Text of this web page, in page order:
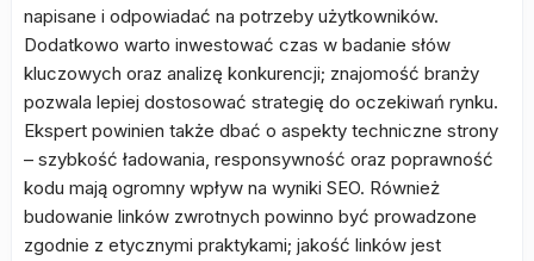
napisane i odpowiadać na potrzeby użytkowników.
Dodatkowo warto inwestować czas w badanie słów
kluczowych oraz analizę konkurencji; znajomość branży
pozwala lepiej dostosować strategię do oczekiwań rynku.
Ekspert powinien także dbać o aspekty techniczne strony
– szybkość ładowania, responsywność oraz poprawność
kodu mają ogromny wpływ na wyniki SEO. Również
budowanie linków zwrotnych powinno być prowadzone
zgodnie z etycznymi praktykami; jakość linków jest